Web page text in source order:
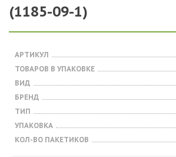
(1185-09-1)
АРТИКУЛ
ТОВАРОВ В УПАКОВКЕ
ВИД
БРЕНД
ТИП
УПАКОВКА
КОЛ-ВО ПАКЕТИКОВ